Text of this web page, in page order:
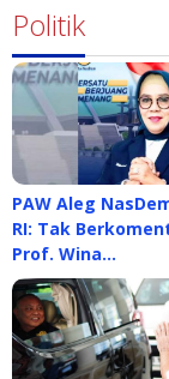
Politik
PAW Aleg
RI: Tak
Prof. Wina…